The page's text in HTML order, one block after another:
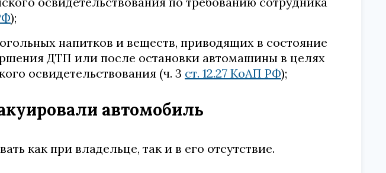
);
напитков и веществ, приводящих в состояние
ДТП или после остановки автомашины в целях
освидетельствования (ч. 3 ст. 12.27 КоАП РФ);
автомобиль
как при владельце, так и в его отсутствие.